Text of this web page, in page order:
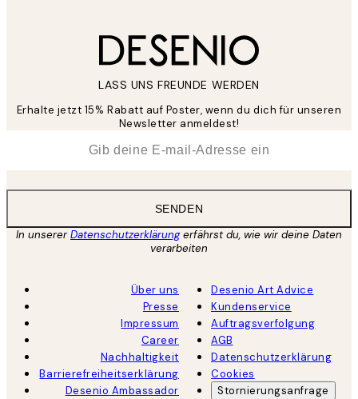
LASS UNS FREUNDE WERDEN
Erhalte jetzt 15% Rabatt auf Poster, wenn du dich für unseren
Newsletter anmeldest!
SENDEN
In unsererDatenschutzerklärungerfährst du, wie wir deine Daten
verarbeiten
Über uns
Presse
Impressum
Career
Nachhaltigkeit
Barrierefreiheitserklärung
Desenio Ambassador
Desenio Art Advice
Kundenservice
Auftragsverfolgung
AGB
Datenschutzerklärung
Cookies
Stornierungsanfrage